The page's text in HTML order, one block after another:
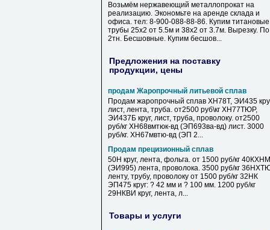
Возьмём нержавеющий металлопрокат на
реализацию. Экономьте на аренде склада и
офиса. тел: 8-900-088-88-86. Купим титановые
трубы 25х2 от 5.5м и 38х2 от 3.7м. Вырезку. По
2тн. Бесшовные. Купим бесшов...
Предложения на поставку
продукции, цены
продам Жаропрочный литьевой сплав
Продам жаропрочный сплав ХН78Т, ЭИ435
лист, лента, труба. от2500 руб\кг ХН77ТЮР,
ЭИ437Б круг, лист, труба, проволоку. от2500
руб/кг ХН68вмтюк-вд (ЭП693ва-вд) лист. 3000
руб/кг. ХН67мвтю-вд (ЭП 2...
Продам прецизионный сплав
50Н круг, лента, фольга. от 1500 руб/кг 40КХНМ
(ЭИ995) лента, проволока. 3500 руб/кг
ленту, трубу, проволоку от 1500 руб/кг 32НК
ЭП475 круг: ? 42 мм и ? 100 мм. 1200 руб/кг
29НКВИ круг, лента, л...
Товары и услуги